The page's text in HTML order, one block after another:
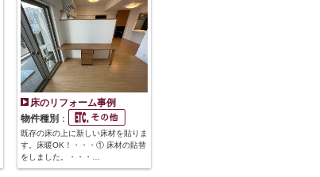
床のリフォーム事例
物件種別 ：
既存の床の上に新しい床材を貼りま
す。床暖OK！・・・① 床材の貼替
をしました。・・・…